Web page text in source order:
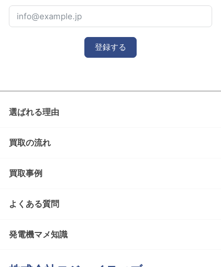
登録する
選ばれる理由
買取の流れ
買取事例
よくある質問
発電機マメ知識